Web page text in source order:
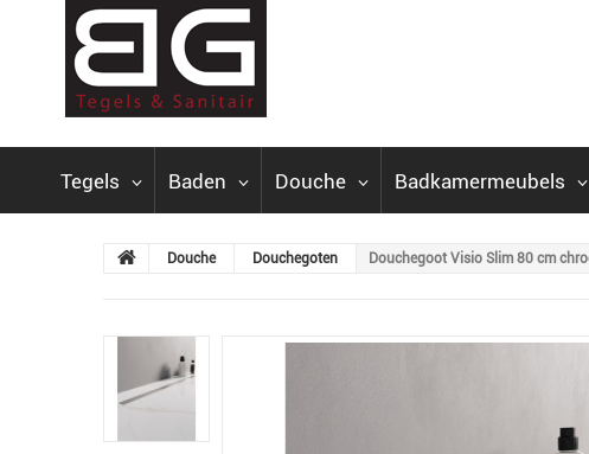
Tegels Baden Douche Badkamermeubels
Douche Douchegoten Douchegoot Visio Slim 80 cm